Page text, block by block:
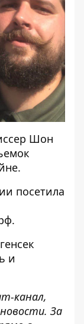
Шон
посетила
генсек
и
канал,
За